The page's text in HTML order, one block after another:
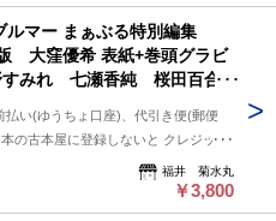
は 祭日明け発送になります。 ※※※
らせ致します。 追跡番号から荷物の
--保管期間について-- 此方から連絡
す。 5日間内、購入手続き頂ければ幸
も手続き頂けない場合は キャンセル
(傷/汚れ/折れ/破れ/使用感等)は ある
え、 購入ご検討頂ければ幸いです。
ーパックライト 430円 ※追跡番号あ
・レターパックプラス 600円 ※追
方により変わります。 (下記紹介部分
時間指定ご希望の場合 ※※郵便局
き可能です。 --発送について-- 振込確
致します。 ※郵便局ご利用の場合、
マー まぁぶる特別編集
大窪優希 表紙+巻頭グラビ
みれ 七瀬香純 桜田百合
麻生ひな 青木菜恵 山崎
い(ゆうちょ口座)、代引き便(郵便
の古本屋に登録しないと クレジット
ます。 非会員の方は支払い方法を
引換」でご利用下さい。 --状態につい
(傷/汚れ/折れ/破れ/使用感等)は ある
福井 菊水丸
￥3,800